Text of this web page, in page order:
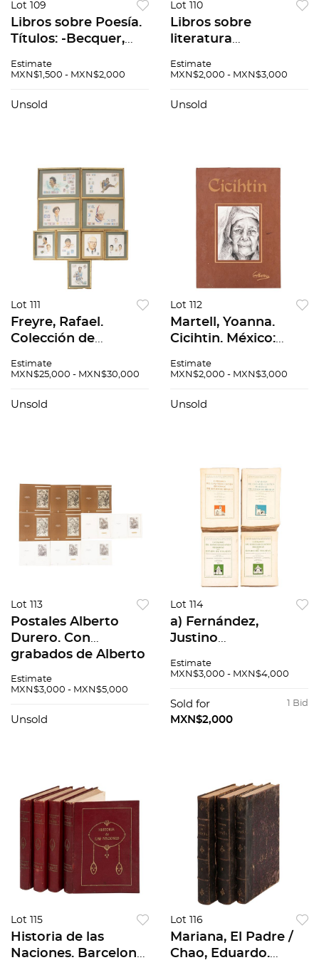
Lot 109
Libros sobre Poesía.
Títulos: -Becquer,
Poesía?. México:
Horacio. Primavera...
Estimate
MXN$1,500 - MXN$2,000
Unsold
Lot 110
Libros sobre
literatura
Títulos: -Álvarez
Cacería
Estimate
MXN$2,000 - MXN$3,000
Unsold
Lot 111
Freyre, Rafael.
Colección de
Atletas Olímpicos,
1980. Acuarelas,
Estimate
MXN$25,000 - MXN$30,000
Unsold
Lot 112
Martell, Yoanna.
Cicihtin. México:
reproducciones.
ejemplares. Medidas
Estimate
MXN$2,000 - MXN$3,000
Unsold
Lot 113
Postales Alberto
Durero. Con
grabados de Alberto
Familia en el patio"
Familia de los Con...
Estimate
MXN$3,000 - MXN$5,000
Unsold
Lot 114
a) Fernández,
Justino
Catálogo de
Religiosas del Estado
de Yucatán. México:
Estimate
MXN$3,000 - MXN$4,000
1 Bid
Sold for
MXN$2,000
Lot 115
Historia de las
Naciones. Barcelona:
Lot 116
Mariana, El Padre /
Chao, Eduardo.